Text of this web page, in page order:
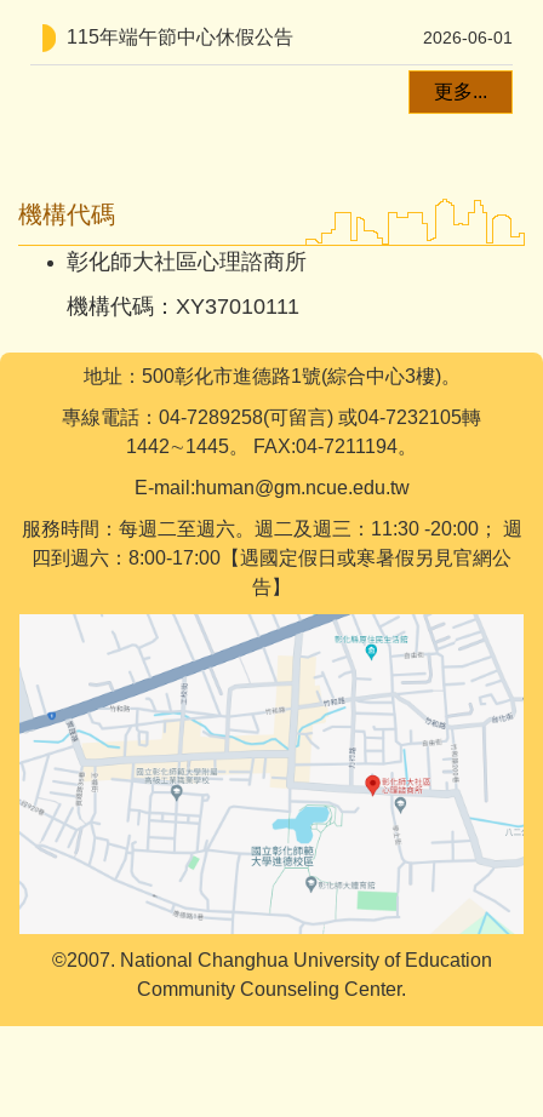
115年端午節中心休假公告 2026-06-01
更多...
機構代碼
彰化師大社區心理諮商所
機構代碼：XY37010111
地址：500彰化市進德路1號(綜合中心3樓)。
專線電話：04-7289258(可留言) 或04-7232105轉
1442∼1445。 FAX:04-7211194。
E-mail:human@gm.ncue.edu.tw
服務時間：每週二至週六。週二及週三：11:30 -20:00； 週
四到週六：8:00-17:00【遇國定假日或寒暑假另見官網公
告】
©2007. National Changhua University of Education
Community Counseling Center.